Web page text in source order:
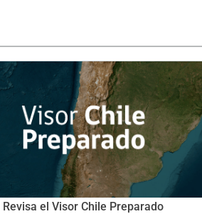
Revisa el Visor Chile Preparado